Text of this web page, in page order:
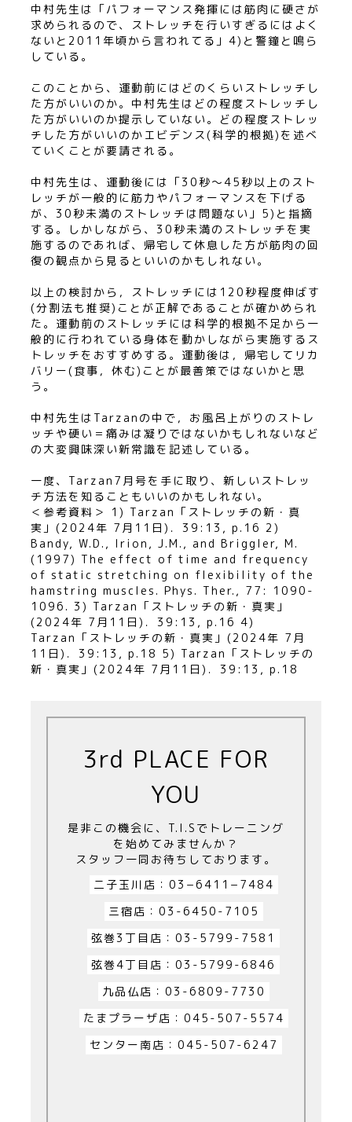
中村先生は「パフォーマンス発揮には筋肉に硬さが
求められるので、ストレッチを行いすぎるにはよく
ないと2011年頃から言われてる」4)と警鐘と鳴ら
している。
このことから、運動前にはどのくらいストレッチし
た方がいいのか。中村先生はどの程度ストレッチし
た方がいいのか提示していない。どの程度ストレッ
チした方がいいのかエビデンス(科学的根拠)を述べ
ていくことが要請される。
中村先生は、運動後には「30秒〜45秒以上のスト
レッチが一般的に筋力やパフォーマンスを下げる
が、30秒未満のストレッチは問題ない」5)と指摘
する。しかしながら、30秒未満のストレッチを実
施するのであれば、帰宅して休息した方が筋肉の回
復の観点から見るといいのかもしれない。
以上の検討から，ストレッチには120秒程度伸ばす
(分割法も推奨)ことが正解であることが確かめられ
た。運動前のストレッチには科学的根拠不足から一
般的に行われている身体を動かしながら実施するス
トレッチをおすすめする。運動後は，帰宅してリカ
バリー(食事，休む)ことが最善策ではないかと思
う。
中村先生はTarzanの中で，お風呂上がりのストレ
ッチや硬い＝痛みは凝りではないかもしれないなど
の大変興味深い新常識を記述している。
一度、Tarzan7月号を手に取り、新しいストレッ
チ方法を知ることもいいのかもしれない。
＜参考資料＞ 1) Tarzan「ストレッチの新・真
実」(2024年 7月11日)．39:13, p.16 2)
Bandy, W.D., Irion, J.M., and Briggler, M.
(1997) The effect of time and frequency
of static stretching on flexibility of the
hamstring muscles. Phys. Ther., 77: 1090-
1096. 3) Tarzan「ストレッチの新・真実」
(2024年 7月11日)．39:13, p.16 4)
Tarzan「ストレッチの新・真実」(2024年 7月
11日)．39:13, p.18 5) Tarzan「ストレッチの
新・真実」(2024年 7月11日)．39:13, p.18
3rd PLACE FOR
YOU
是非この機会に、T.I.Sでトレーニング
を始めてみませんか？
スタッフ一同お待ちしております。
二子玉川店：03−6411−7484
三宿店：03-6450-7105
弦巻3丁目店：03-5799-7581
弦巻4丁目店：03-5799-6846
九品仏店：03-6809-7730
たまプラーザ店：045-507-5574
センター南店：045-507-6247